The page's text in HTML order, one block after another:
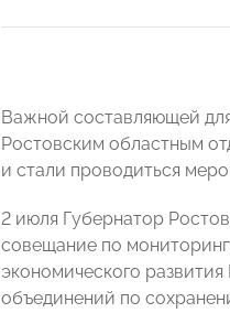
Важной составляющей
Ростовским областным
и стали проводиться
2 июля Губернатор
совещание по
экономического
объединений по